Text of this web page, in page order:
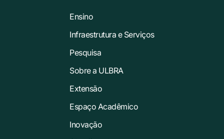
Ensino
Infraestrutura e Serviços
Pesquisa
Sobre a ULBRA
Extensão
Espaço Acadêmico
Inovação